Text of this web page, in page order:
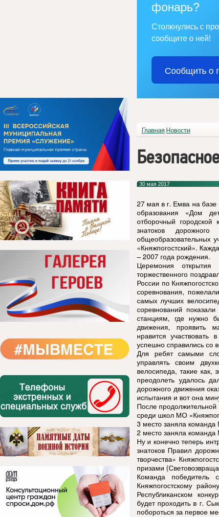
фонарь?
Столкнулись с
сообщите о ней!
Сообщить о
Главная Новости
30 мая 2017
27 мая в г. Емва на базе
образования «Дом
отборочный
знатоков
общеобразовательных
«Княжпогостский».
– 2007 года рождения.
Церемония
торжественного
России по
соревнования,
самых лучших
соревнований
станциям, где нужно
движения, проявить
нравится
успешно справились со
Для ребят самыми
управлять своим
велосипеда, такие как,
преодолеть удалось
дорожного движения
испытания и вот она
После
среди школ МО
3 место заняла
2 место заняла
Ну и конечно теперь
знатоков Правил
творчества»
призами
Команда
Княжпогостскому
Республиканском
будет проходить в г.
побороться за первое